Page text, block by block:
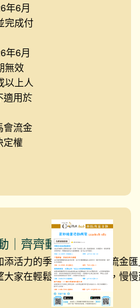
年6月
完成付
年6月
無效
以上人
適用於
會流金
定權
｜齊齊動起來 】
活力的季節。「賽馬會流金
家在輕鬆自在的氛圍中，慢